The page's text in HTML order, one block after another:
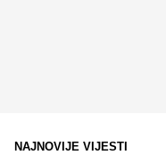
NAJNOVIJE VIJESTI